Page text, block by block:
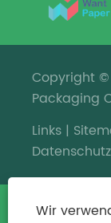
Copyright
Packaging
Links |
Wir